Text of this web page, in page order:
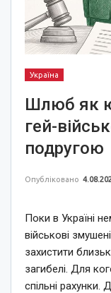
Україна
Шлюб як
гей-
подругою
Опубліковано
Поки в Україні
військові
захистити
загибелі. Для
спільні